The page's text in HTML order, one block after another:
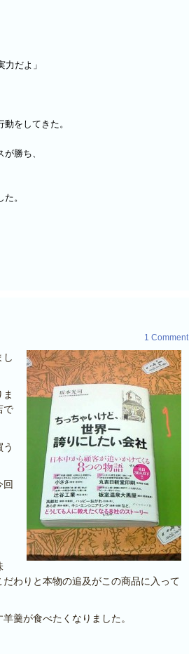
力だよ」
をしてきた。
勝ち、
。
1 Comment
し
で
回
わりと本物の追及がこの商品に入って
羹が食べたくなりました。